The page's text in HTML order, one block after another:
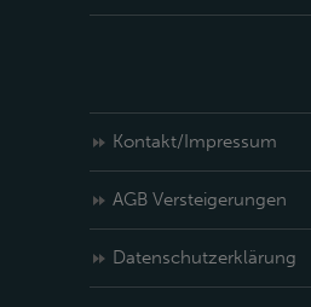
Kontakt/Impressum
AGB Versteigerungen
Datenschutzerklärung